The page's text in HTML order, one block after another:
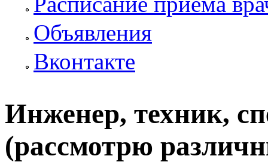
Объявления
Вконтакте
Инженер, техник,
(рассмотрю